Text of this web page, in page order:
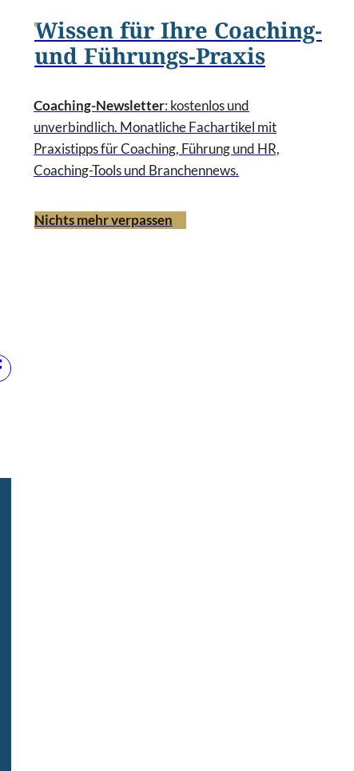
Wissen für Ihre Coaching-
und Führungs-Praxis
Coaching-Newsletter: kostenlos und
unverbindlich. Monatliche Fachartikel mit
Praxistipps für Coaching, Führung und HR,
Coaching-Tools und Branchennews.
Nichts mehr verpassen